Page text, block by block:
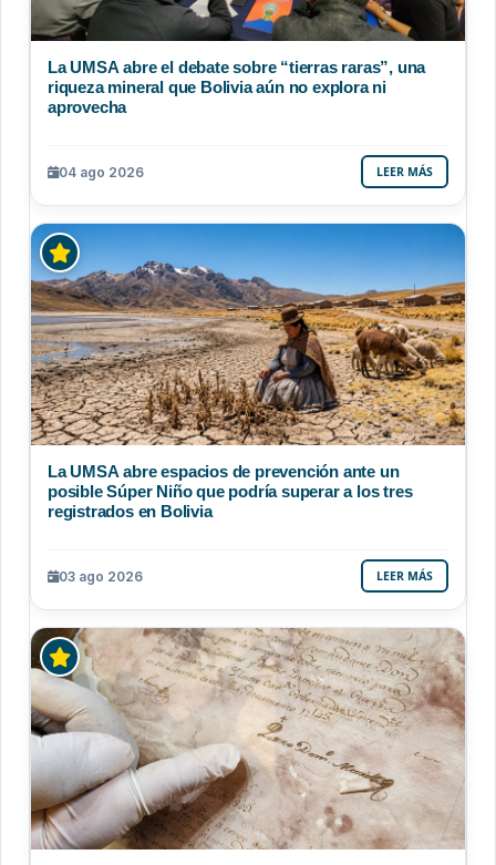
La UMSA abre el debate sobre “tierras raras”, una
riqueza mineral que Bolivia aún no explora ni
aprovecha
04 ago 2026 LEER MÁS
La UMSA abre espacios de prevención ante un
posible Súper Niño que podría superar a los tres
registrados en Bolivia
03 ago 2026 LEER MÁS